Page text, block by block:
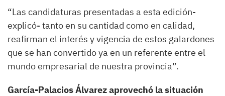
“Las candidaturas presentadas a esta edición-
explicó- tanto en su cantidad como en calidad,
reafirman el interés y vigencia de estos galardones
que se han convertido ya en un referente entre el
mundo empresarial de nuestra provincia”.
García-Palacios Álvarez aprovechó la situación